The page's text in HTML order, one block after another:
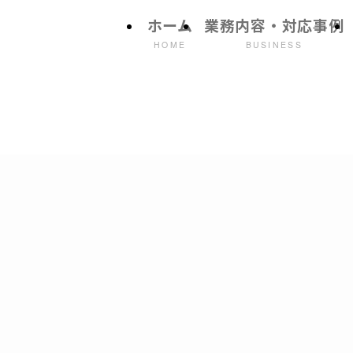
ホーム
HOME
業務内容・対応事例
BUSINESS